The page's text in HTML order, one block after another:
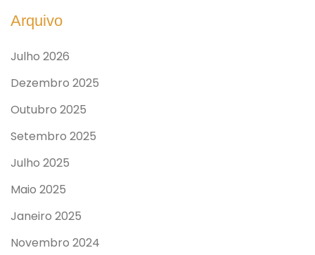
Arquivo
Julho 2026
Dezembro 2025
Outubro 2025
Setembro 2025
Julho 2025
Maio 2025
Janeiro 2025
Novembro 2024